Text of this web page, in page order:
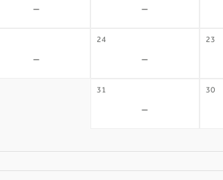
-
-
23
24
-
-
30
31
-